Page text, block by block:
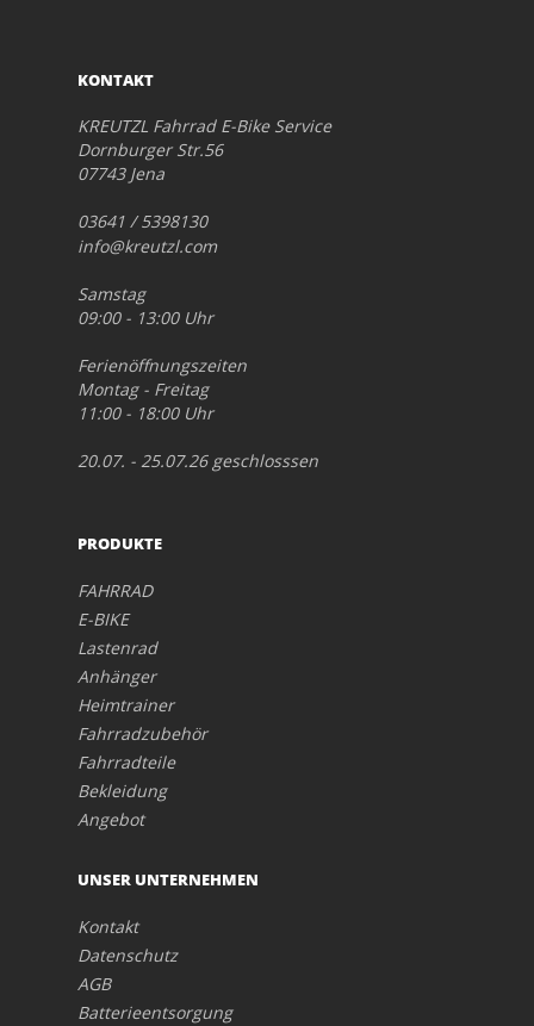
KONTAKT
KREUTZL Fahrrad E-Bike Service
Dornburger Str.56
07743 Jena
03641 / 5398130
info@kreutzl.com
Samstag
09:00 - 13:00 Uhr
Ferienöffnungszeiten
Montag - Freitag
11:00 - 18:00 Uhr
20.07. - 25.07.26 geschlosssen
PRODUKTE
FAHRRAD
E-BIKE
Lastenrad
Anhänger
Heimtrainer
Fahrradzubehör
Fahrradteile
Bekleidung
Angebot
UNSER UNTERNEHMEN
Kontakt
Datenschutz
AGB
Batterieentsorgung